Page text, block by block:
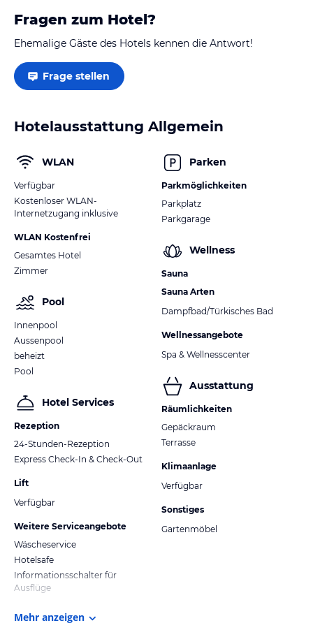
Fragen zum Hotel?
Ehemalige Gäste des Hotels kennen die Antwort!
Frage stellen
Hotelausstattung Allgemein
WLAN
Verfügbar
Kostenloser WLAN-
Internetzugang inklusive
WLAN Kostenfrei
Gesamtes Hotel
Zimmer
Pool
Innenpool
Aussenpool
beheizt
Pool
Hotel Services
Rezeption
24-Stunden-Rezeption
Express Check-In & Check-Out
Lift
Verfügbar
Weitere Serviceangebote
Wäscheservice
Hotelsafe
Informationsschalter für
Ausflüge
Parken
Parkmöglichkeiten
Parkplatz
Parkgarage
Wellness
Sauna
Sauna Arten
Dampfbad/Türkisches Bad
Wellnessangebote
Spa & Wellnesscenter
Ausstattung
Räumlichkeiten
Gepäckraum
Terrasse
Klimaanlage
Verfügbar
Sonstiges
Gartenmöbel
Mehr anzeigen